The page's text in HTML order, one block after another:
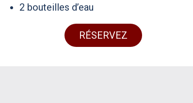
2 bouteilles d’eau
RÉSERVEZ